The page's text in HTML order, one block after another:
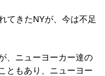
てきたNYが、今は不足
、ニューヨーカー達の
ともあり、ニューヨー